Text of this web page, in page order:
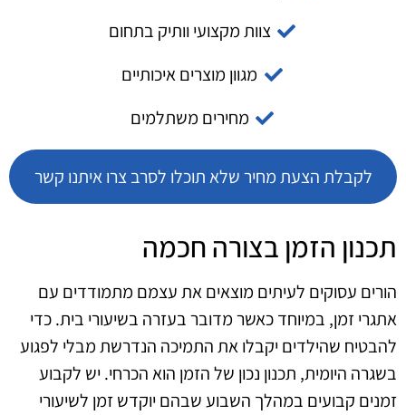
צוות מקצועי וותיק בתחום
מגוון מוצרים איכותיים
מחירים משתלמים
לקבלת הצעת מחיר שלא תוכלו לסרב צרו איתנו קשר
תכנון הזמן בצורה חכמה
הורים עסוקים לעיתים מוצאים את עצמם מתמודדים עם
אתגרי זמן, במיוחד כאשר מדובר בעזרה בשיעורי בית. כדי
להבטיח שהילדים יקבלו את התמיכה הנדרשת מבלי לפגוע
בשגרה היומית, תכנון נכון של הזמן הוא הכרחי. יש לקבוע
זמנים קבועים במהלך השבוע שבהם יוקדש זמן לשיעורי